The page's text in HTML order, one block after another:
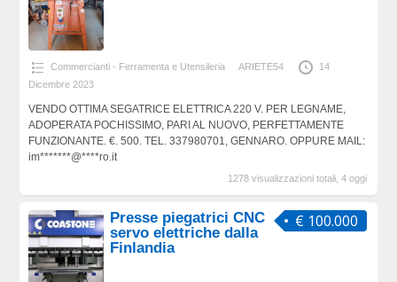
Commercianti - Ferramenta e Utensileria ARIETE54
14
Dicembre 2023
VENDO OTTIMA SEGATRICE ELETTRICA 220 V. PER LEGNAME,
ADOPERATA POCHISSIMO, PARI AL NUOVO, PERFETTAMENTE
FUNZIONANTE. €. 500. TEL. 337980701, GENNARO. OPPURE MAIL:
im*******@****ro.it
1278 visualizzazioni totali, 4 oggi
€ 100.000
Presse piegatrici CNC
servo elettriche dalla
Finlandia